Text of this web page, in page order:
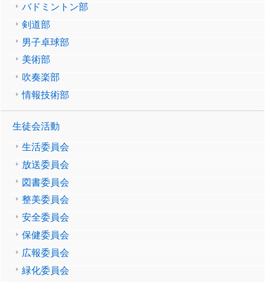
バドミントン部
剣道部
男子卓球部
美術部
吹奏楽部
情報技術部
生徒会活動
生活委員会
放送委員会
図書委員会
整美委員会
安全委員会
保健委員会
広報委員会
緑化委員会